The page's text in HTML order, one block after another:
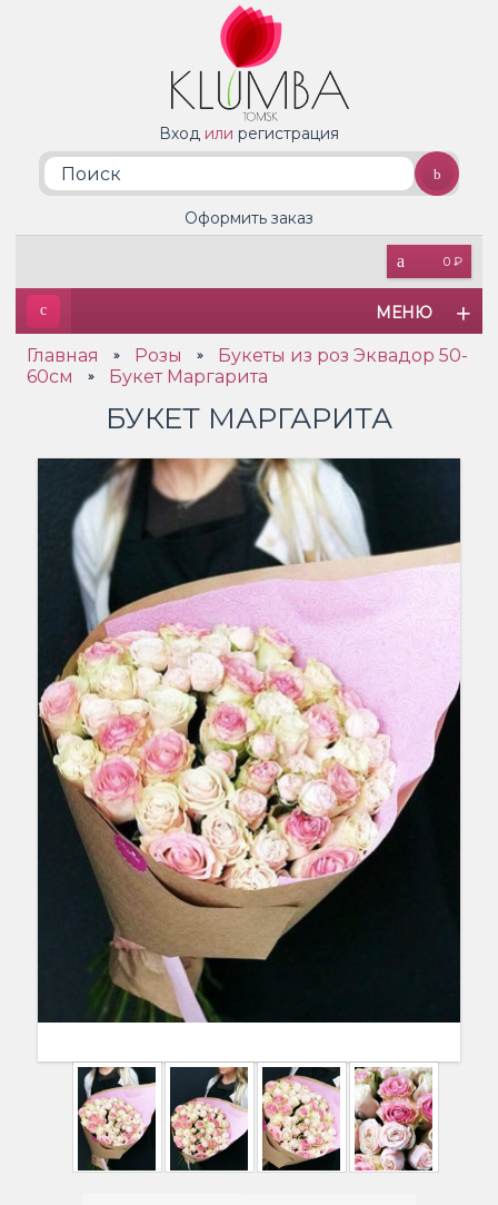
Вход или регистрация
0 ₽
Оформить заказ
МЕНЮ
Главная » Розы »
Букеты из роз Эквадор 50-
60см
» Букет Маргарита
БУКЕТ МАРГАРИТА